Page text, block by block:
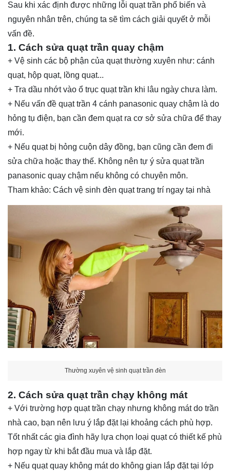
Sau khi xác định được những lỗi quạt trần phổ biến và
nguyên nhân trên, chúng ta sẽ tìm cách giải quyết ở mỗi
vấn đề.
1. Cách sửa quạt trần quay chậm
+ Vệ sinh các bộ phận của quạt thường xuyên như: cánh
quạt, hộp quạt, lồng quạt...
+ Tra dầu nhớt vào ổ trục quạt trần khi lâu ngày chưa làm.
+ Nếu vấn đề quạt trần 4 cánh panasonic quay chậm là do
hỏng tụ điện, bạn cần đem quạt ra cơ sở sửa chữa để thay
mới.
+ Nếu quạt bị hỏng cuộn dây đồng, bạn cũng cần đem đi
sửa chữa hoặc thay thế. Không nên tự ý sửa quạt trần
panasonic quay chậm nếu không có chuyên môn.
Tham khảo: Cách vệ sinh đèn quạt trang trí ngay tại nhà
Thường xuyên vệ sinh quạt trần đèn
2. Cách sửa quạt trần chạy không mát
+ Với trường hợp quạt trần chạy nhưng không mát do trần
nhà cao, bạn nên lưu ý lắp đặt lại khoảng cách phù hợp.
Tốt nhất các gia đình hãy lựa chọn loại quạt có thiết kế phù
hợp ngay từ khi bắt đầu mua và lắp đặt.
+ Nếu quạt quay không mát do không gian lắp đặt tại lớp